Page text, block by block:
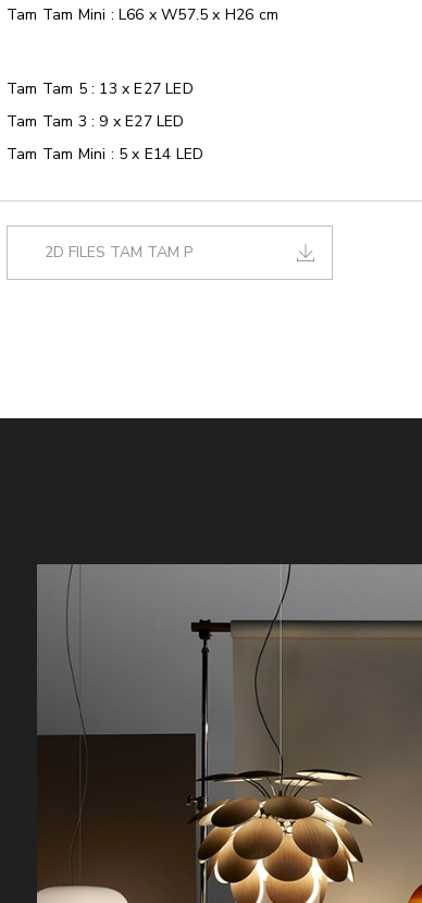
Tam Tam Mini : L66 x W57.5 x H26 cm
Tam Tam 5 : 13 x E27 LED
Tam Tam 3 : 9 x E27 LED
Tam Tam Mini : 5 x E14 LED
2D FILES TAM TAM P